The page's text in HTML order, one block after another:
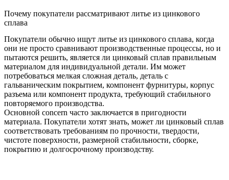
Почему покупатели рассматривают литье из цинкового
сплава
Покупатели обычно ищут литье из цинкового сплава, когда
они не просто сравнивают производственные процессы, но и
пытаются решить, является ли цинковый сплав правильным
материалом для индивидуальной детали. Им может
потребоваться мелкая сложная деталь, деталь с
гальваническим покрытием, компонент фурнитуры, корпус
разъема или компонент продукта, требующий стабильного
повторяемого производства.
Основной concern часто заключается в пригодности
материала. Покупатели хотят знать, может ли цинковый сплав
соответствовать требованиям по прочности, твердости,
чистоте поверхности, размерной стабильности, сборке,
покрытию и долгосрочному производству.